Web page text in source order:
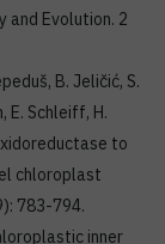
and Evolution. 2
B. Jeličić, S.
E. Schleiff, H.
to
chloroplast
783-794.
inner